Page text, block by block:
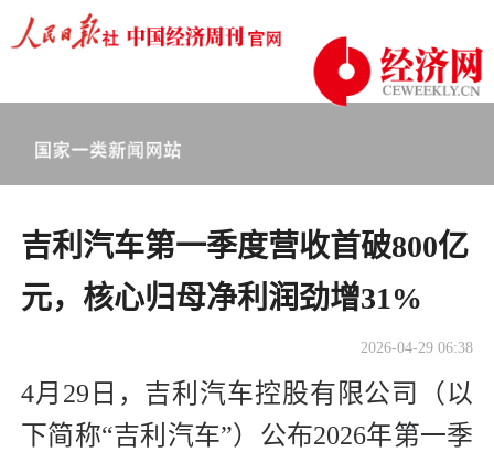
吉利汽车第一季度营收首破800亿
元，核心归母净利润劲增31%
2026-04-29 06:38
4月29日，吉利汽车控股有限公司（以
下简称“吉利汽车”）公布2026年第一季